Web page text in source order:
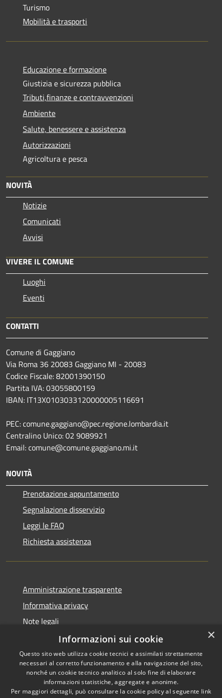
Turismo
Mobilità e trasporti
Educazione e formazione
Giustizia e sicurezza pubblica
Tributi,finanze e contravvenzioni
Ambiente
Salute, benessere e assistenza
Autorizzazioni
Agricoltura e pesca
NOVITÀ
Notizie
Comunicati
Avvisi
VIVERE IL COMUNE
Luoghi
Eventi
CONTATTI
Comune di Gaggiano
Via Roma 36 20083 Gaggiano MI - 20083
Codice Fiscale: 82001390150
Partita IVA: 03055800159
IBAN: IT13X0103033120000005116691
PEC: comune.gaggiano@pec.regione.lombardia.it
Centralino Unico: 02 9089921
Email: comune@comune.gaggiano.mi.it
NOVITÀ
Prenotazione appuntamento
Segnalazione disservizio
Leggi le FAQ
Richiesta assistenza
Amministrazione trasparente
Informativa privacy
Note legali
Dichiarazione di accessibilità
RSS
Copyright © 2026 • Comune di
×
Informazioni sui cookie
Questo sito web utilizza cookie tecnici e assimilati strettamente
necessari al corretto funzionamento e alla navigazione del sito,
nonché un cookie tecnico analitico al solo fine di elaborare
informazioni statistiche, aggregate e anonime.
Per maggiori dettagli, può consultare la cookie policy al seguente link